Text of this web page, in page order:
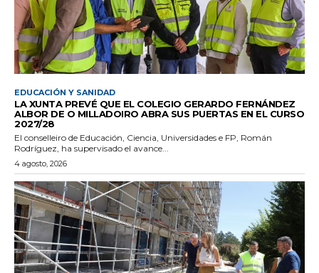
EDUCACIÓN Y SANIDAD
LA XUNTA PREVÉ QUE EL COLEGIO GERARDO FERNÁNDEZ
ALBOR DE O MILLADOIRO ABRA SUS PUERTAS EN EL CURSO
2027/28
El conselleiro de Educación, Ciencia, Universidades e FP, Román
Rodríguez, ha supervisado el avance...
4 agosto, 2026